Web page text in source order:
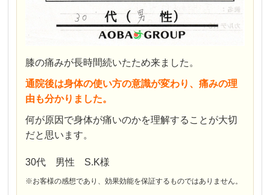
膝の痛みが長時間続いたため来ました。
通院後は身体の使い方の意識が変わり、痛みの理
由も分かりました。
何が原因で身体が痛いのかを理解することが大切
だと思います。
30代 男性 S.K様
※お客様の感想であり、効果効能を保証するものではありません。